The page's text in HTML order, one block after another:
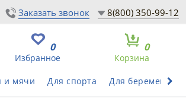
Заказать звонок 8(800) 350-99-12
Корзина
0
Избранное
0
и мячи Для спорта Для беременных